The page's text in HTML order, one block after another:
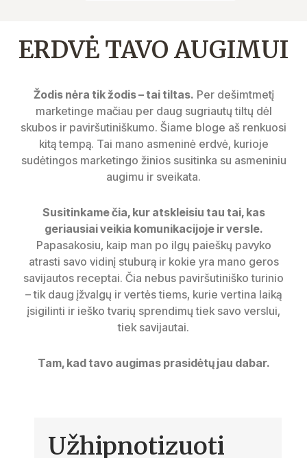
ERDVĖ TAVO AUGIMUI
Žodis nėra tik žodis – tai tiltas. Per dešimtmetį
marketinge mačiau per daug sugriautų tiltų dėl
skubos ir paviršutiniškumo. Šiame bloge aš renkuosi
kitą tempą. Tai mano asmeninė erdvė, kurioje
sudėtingos marketingo žinios susitinka su asmeniniu
augimu ir sveikata.
Susitinkame čia, kur atskleisiu tau tai, kas
geriausiai veikia komunikacijoje ir versle.
Papasakosiu, kaip man po ilgų paieškų pavyko
atrasti savo vidinį stuburą ir kokie yra mano geros
savijautos receptai. Čia nebus paviršutiniško turinio
– tik daug įžvalgų ir vertės tiems, kurie vertina laiką
įsigilinti ir ieško tvarių sprendimų tiek savo verslui,
tiek savijautai.
Tam, kad tavo augimas prasidėtų jau dabar.
Užhipnotizuoti